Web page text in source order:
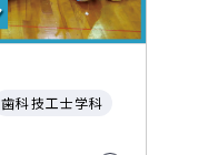
歯科技工士学科